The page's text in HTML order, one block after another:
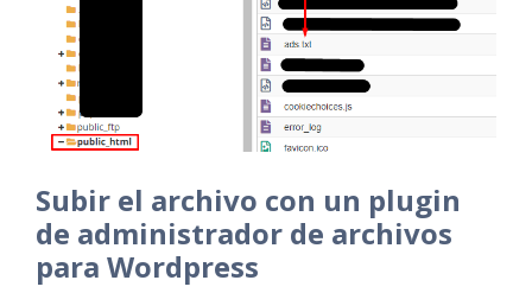
Subir el archivo con un plugin
de administrador de archivos
para Wordpress